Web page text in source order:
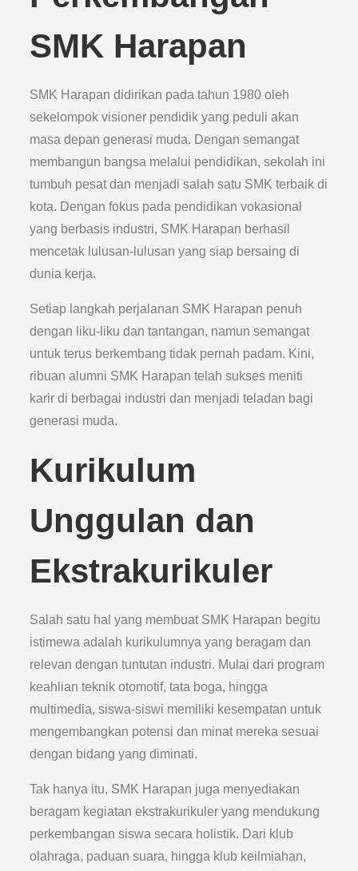
SMK Harapan
SMK Harapan didirikan pada tahun 1980 oleh
sekelompok visioner pendidik yang peduli akan
masa depan generasi muda. Dengan semangat
membangun bangsa melalui pendidikan, sekolah ini
tumbuh pesat dan menjadi salah satu SMK terbaik di
kota. Dengan fokus pada pendidikan vokasional
yang berbasis industri, SMK Harapan berhasil
mencetak lulusan-lulusan yang siap bersaing di
dunia kerja.
Setiap langkah perjalanan SMK Harapan penuh
dengan liku-liku dan tantangan, namun semangat
untuk terus berkembang tidak pernah padam. Kini,
ribuan alumni SMK Harapan telah sukses meniti
karir di berbagai industri dan menjadi teladan bagi
generasi muda.
Kurikulum
Unggulan dan
Ekstrakurikuler
Salah satu hal yang membuat SMK Harapan begitu
istimewa adalah kurikulumnya yang beragam dan
relevan dengan tuntutan industri. Mulai dari program
keahlian teknik otomotif, tata boga, hingga
multimedia, siswa-siswi memiliki kesempatan untuk
mengembangkan potensi dan minat mereka sesuai
dengan bidang yang diminati.
Tak hanya itu, SMK Harapan juga menyediakan
beragam kegiatan ekstrakurikuler yang mendukung
perkembangan siswa secara holistik. Dari klub
olahraga, paduan suara, hingga klub keilmiahan,